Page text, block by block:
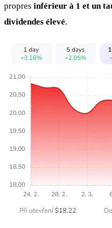
propres inférieur à 1 et un
dividendes élevé.